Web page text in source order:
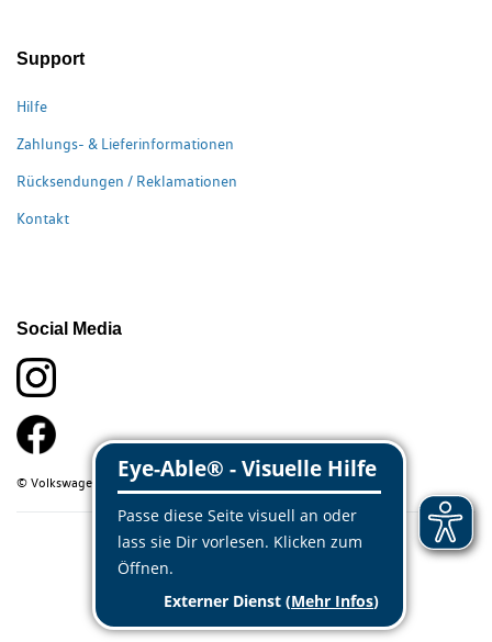
Support
Hilfe
Zahlungs- & Lieferinformationen
Rücksendungen / Reklamationen
Kontakt
Social Media
© Volkswagen Classic Parts 2026